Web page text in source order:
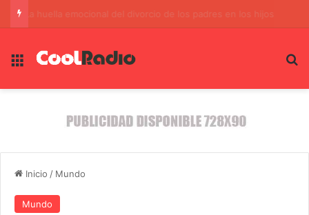
La huella emocional del divorcio de los padres en los hijos
Menú
Inicio / Mundo
Mundo